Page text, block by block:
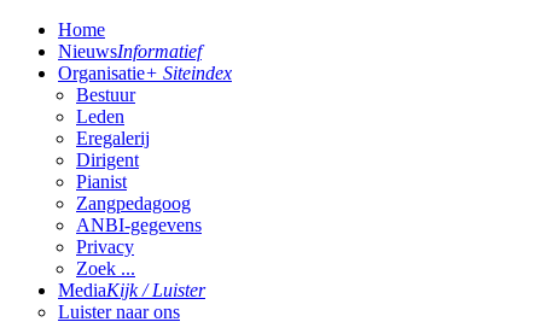
Home
NieuwsInformatief
Organisatie+ Siteindex
Bestuur
Leden
Eregalerij
Dirigent
Pianist
Zangpedagoog
ANBI-gegevens
Privacy
Zoek ...
MediaKijk / Luister
Luister naar ons